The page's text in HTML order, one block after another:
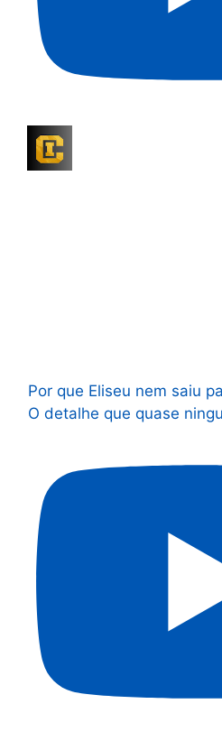
Por que Eliseu nem saiu
O detalhe que quase